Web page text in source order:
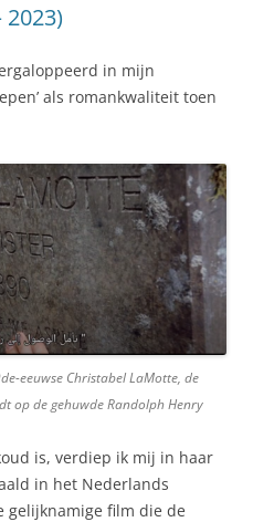
2023)
in mijn
als romankwaliteit toen
eeuwse Christabel LaMotte, de
op de gehuwde Randolph Henry
is, verdiep ik mij in haar
in het Nederlands
gelijknamige film die de